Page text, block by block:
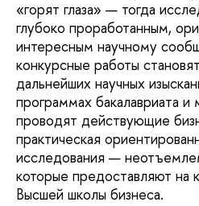
«горят глаза» — тогда
глубоко проработанным,
интересным научному
конкурсные работы
дальнейших научных
программах бакалавриата и
проводят действующие
практическая
исследования —
которые предоставляют на
Высшей школы бизнеса.